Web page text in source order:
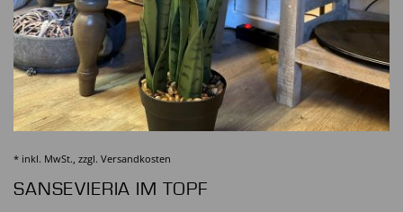
* inkl. MwSt., zzgl. Versandkosten
SANSEVIERIA IM TOPF